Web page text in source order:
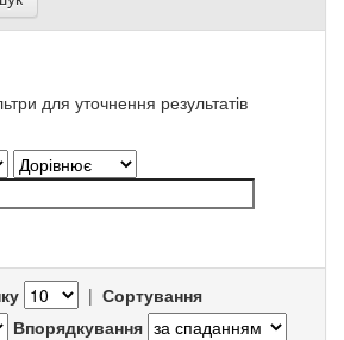
для уточнення результатів
| Сортування
Впорядкування